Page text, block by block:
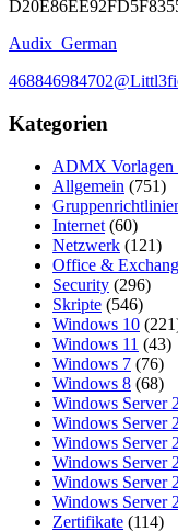
Audix_German
468846984702
Kategorien
ADMX Vorlagen
Allgemein (751)
Internet (60)
Netzwerk (121)
Office &
Security (296)
Skripte (546)
Windows 10
Windows 11 (43)
Windows 7 (76)
Windows 8 (68)
Windows Server
Windows Server
Windows Server
Windows Server
Windows Server
Windows Server
Zertifikate (114)